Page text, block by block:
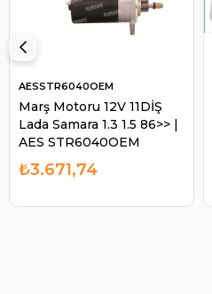
Marş Motoru 12V 11DİŞ
Lada Samara 1.3 1.5 86>> |
AES STR6040OEM
AESSTR6040OEM
₺3.671,74